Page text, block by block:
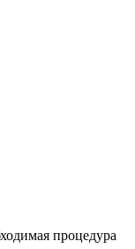
процедура